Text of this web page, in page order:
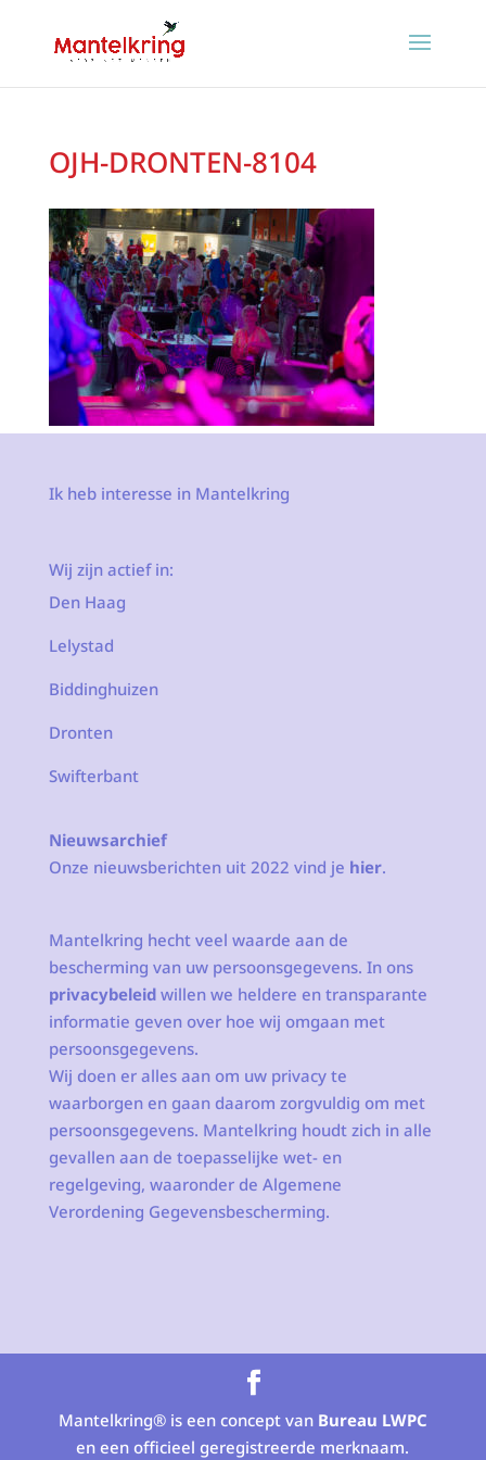
OJH-DRONTEN-8104
Ik heb interesse in Mantelkring
Wij zijn actief in:
Den Haag
Lelystad
Biddinghuizen
Dronten
Swifterbant
Nieuwsarchief
Onze nieuwsberichten uit 2022 vind je hier.
Mantelkring hecht veel waarde aan de
bescherming van uw persoonsgegevens. In ons
privacybeleidwillen we heldere en transparante
informatie geven over hoe wij omgaan met
persoonsgegevens.
Wij doen er alles aan om uw privacy te
waarborgen en gaan daarom zorgvuldig om met
persoonsgegevens. Mantelkring houdt zich in alle
gevallen aan de toepasselijke wet- en
regelgeving, waaronder de Algemene
Verordening Gegevensbescherming.
Mantelkring® is een concept van Bureau LWPC
en een officieel geregistreerde merknaam.